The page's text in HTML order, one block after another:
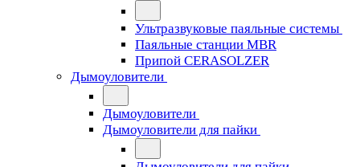
Ультразвуковые паяльные системы
Паяльные станции MBR
Припой CERASOLZER
Дымоуловители
Дымоуловители
Дымоуловители для пайки